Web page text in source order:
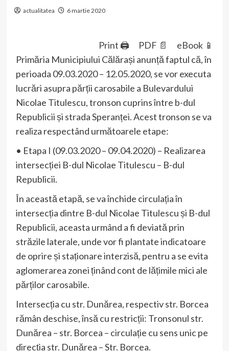
actualitatea 6 martie 2020
Print 🖨 PDF 📄
eBook 📱
Primăria Municipiului Călărași anunță faptul că, în
perioada 09.03.2020 – 12.05.2020, se vor executa
lucrări asupra părții carosabile a Bulevardului
Nicolae Titulescu, tronson cuprins între b-dul
Republicii și strada Speranței. Acest tronson se va
realiza respectând următoarele etape:
• Etapa I (09.03.2020 – 09.04.2020) – Realizarea
intersecției B-dul Nicolae Titulescu – B-dul
Republicii.
În această etapă, se va închide circulația în
intersecția dintre B-dul Nicolae Titulescu și B-dul
Republicii, aceasta urmând a fi deviată prin
străzile laterale, unde vor fi plantate indicatoare
de oprire și staționare interzisă, pentru a se evita
aglomerarea zonei ținând cont de lățimile mici ale
părților carosabile.
Intersecția cu str. Dunărea, respectiv str. Borcea
rămân deschise, însă cu restricții: Tronsonul str.
Dunărea – str. Borcea – circulație cu sens unic pe
direcția str. Dunărea – Str. Borcea.